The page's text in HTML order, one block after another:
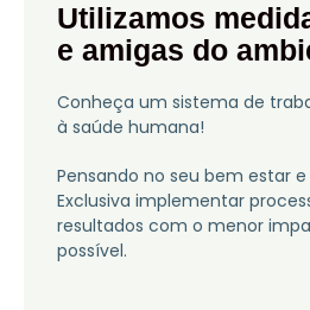
Utilizamos
e amigas do
Conheça um sistema de
à saúde humana!
Pensando no seu bem estar
Exclusiva implementar
resultados com o menor
possível.